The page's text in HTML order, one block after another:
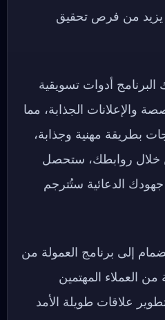
يزيد من فرص تحقيق
البرنامج أدوات تسويقية
والإعلانات الجذابة، مما
بطريقة مهنية وجذابة،
خلال روابطك، ستحصل
الدعائية ستُترجم
إلى برنامج العمولة من
العملاء المهتمين
علاقات طويلة الأمد